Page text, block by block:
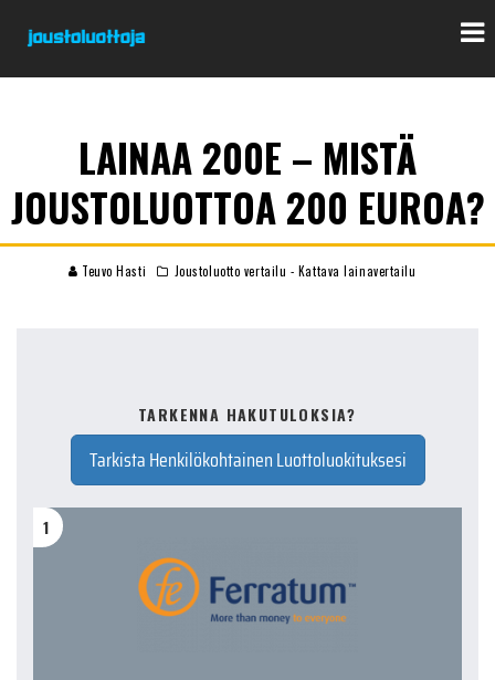
LAINAA 200E – MISTÄ
JOUSTOLUOTTOA 200 EUROA?
Teuvo Hasti Joustoluotto vertailu - Kattava lainavertailu
TARKENNA HAKUTULOKSIA?
Tarkista Henkilökohtainen Luottoluokituksesi
1